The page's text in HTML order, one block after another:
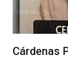
Cárdenas